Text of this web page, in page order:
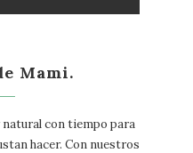
Mami.
con tiempo para
hacer. Con nuestros